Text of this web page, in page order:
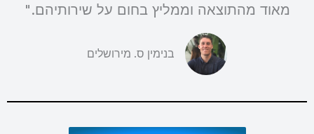
מאוד מהתוצאה וממליץ בחום על שירותיהם."
בנימין ס. מירושלים